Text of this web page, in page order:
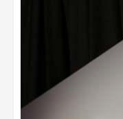
các
Mỗi
Mỹ